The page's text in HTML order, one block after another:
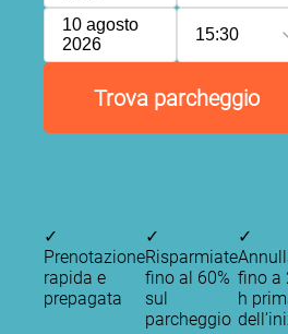
10 agosto
2026
15:30
Trova parcheggio
✓
Prenotazione
rapida e
prepagata
✓
Risparmiate
fino al 60%
sul
parcheggio
✓
fino a
h